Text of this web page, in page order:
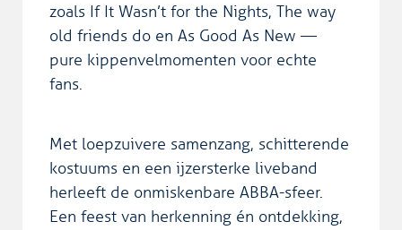
zoals If It Wasn’t for the Nights, The way
old friends do en As Good As New —
pure kippenvelmomenten voor echte
fans.
Met loepzuivere samenzang, schitterende
kostuums en een ijzersterke liveband
herleeft de onmiskenbare ABBA-sfeer.
Een feest van herkenning én ontdekking,